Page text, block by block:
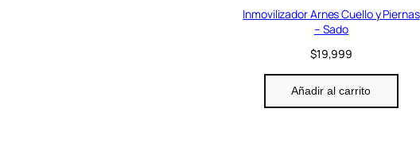
Inmovilizador Arnes Cuello y Piernas
– Sado
$19,999
Añadir al carrito